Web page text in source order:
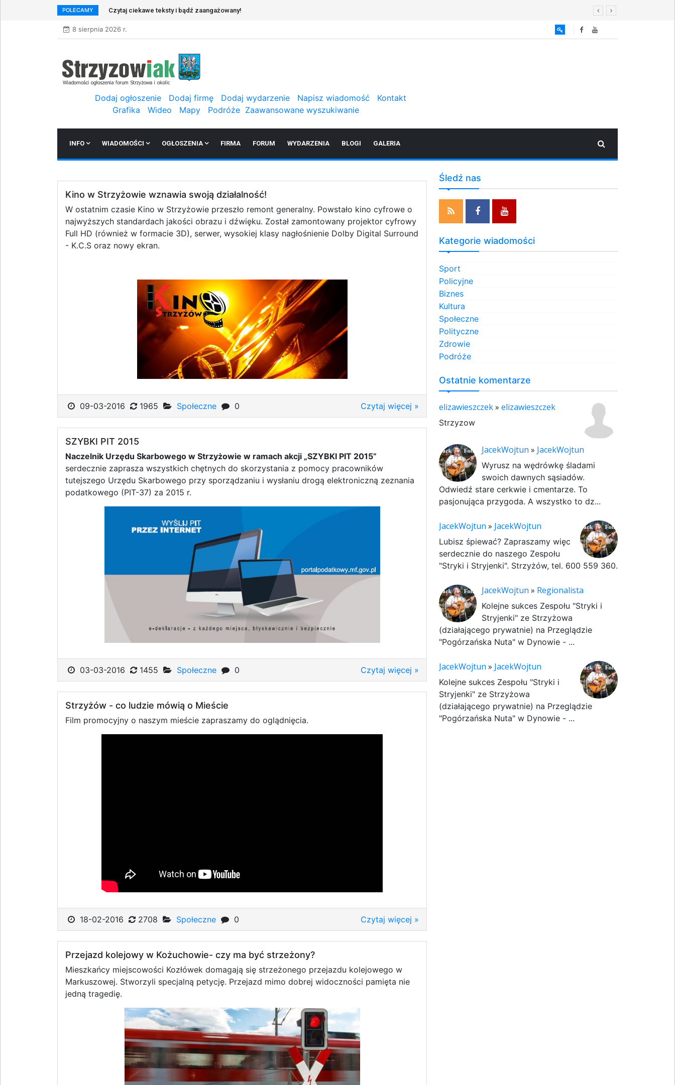
POLECAMY Zapraszamy do rejestracji w naszym serwisie
8 sierpnia 2026 r.
Dodaj ogłoszenie Dodaj firmę Dodaj wydarzenie Napisz wiadomość
Kontakt
Grafika
Wideo Mapy Podróże Zaawansowane wyszukiwanie
INFO WIADOMOŚCI OGŁOSZENIA FIRMA FORUM WYDARZENIA BLOGI GALERIA
Kino w Strzyżowie wznawia swoją działalność!
W ostatnim czasie Kino w Strzyżowie przeszło remont generalny. Powstało kino cyfrowe o
najwyższych standardach jakości obrazu i dźwięku. Został zamontowany projektor cyfrowy
Full HD (również w formacie 3D), serwer, wysokiej klasy nagłośnienie Dolby Digital Surround
- K.C.S oraz nowy ekran.
09-03-2016 1965 Społeczne 0 Czytaj więcej »
SZYBKI PIT 2015
Naczelnik Urzędu Skarbowego w Strzyżowie w ramach akcji „SZYBKI PIT 2015”
serdecznie zaprasza wszystkich chętnych do skorzystania z pomocy pracowników
tutejszego Urzędu Skarbowego przy sporządzaniu i wysłaniu drogą elektroniczną zeznania
podatkowego (PIT-37) za 2015 r.
03-03-2016 1455 Społeczne 0 Czytaj więcej »
Strzyżów - co ludzie mówią o Mieście
Film promocyjny o naszym mieście zapraszamy do oglądnięcia.
18-02-2016 2708 Społeczne 0 Czytaj więcej »
Przejazd kolejowy w Kożuchowie- czy ma być strzeżony?
Mieszkańcy miejscowości Kozłówek domagają się strzeżonego przejazdu kolejowego w
Markuszowej. Stworzyli specjalną petycję. Przejazd mimo dobrej widoczności pamięta nie
jedną tragedię.
Śledź nas
Kategorie wiadomości
Sport
Policyjne
Biznes
Kultura
Społeczne
Polityczne
Zdrowie
Podróże
Ostatnie komentarze
elizawieszczek» elizawieszczek
Strzyzow
JacekWojtun » JacekWojtun
Wyrusz na wędrówkę śladami
swoich dawnych sąsiadów.
Odwiedź stare cerkwie i cmentarze. To
pasjonująca przygoda. A wszystko to dz...
JacekWojtun » JacekWojtun
Lubisz śpiewać? Zapraszamy więc
serdecznie do naszego Zespołu
"Stryki i Stryjenki". Strzyżów, tel. 600 559 360.
JacekWojtun » Regionalista
Kolejne sukces Zespołu "Stryki i
Stryjenki" ze Strzyżowa
(działającego prywatnie) na Przeglądzie
"Pogórzańska Nuta" w Dynowie - ...
JacekWojtun » JacekWojtun
Kolejne sukces Zespołu "Stryki i
Stryjenki" ze Strzyżowa
(działającego prywatnie) na Przeglądzie
"Pogórzańska Nuta" w Dynowie - ...